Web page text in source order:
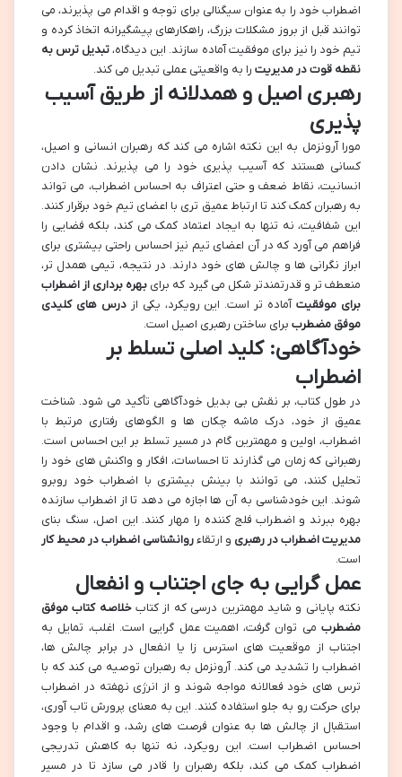
اضطراب خود را به عنوان سیگنالی برای توجه و اقدام می پذیرند، می
توانند قبل از بروز مشکلات بزرگ، راهکارهای پیشگیرانه اتخاذ کرده و
تیم خود را نیز برای موفقیت آماده سازند. این دیدگاه،تبدیل ترس به
نقطه قوت در مدیریت را به واقعیتی عملی تبدیل می کند.
رهبری اصیل و همدلانه از طریق آسیب
پذیری
مورا آرونزمل به این نکته اشاره می کند که رهبران انسانی و اصیل،
کسانی هستند که آسیب پذیری خود را می پذیرند. نشان دادن
انسانیت، نقاط ضعف و حتی اعتراف به احساس اضطراب، می تواند
به رهبران کمک کند تا ارتباط عمیق تری با اعضای تیم خود برقرار کنند.
این شفافیت، نه تنها به ایجاد اعتماد کمک می کند، بلکه فضایی را
فراهم می آورد که در آن اعضای تیم نیز احساس راحتی بیشتری برای
ابراز نگرانی ها و چالش های خود دارند. در نتیجه، تیمی همدل تر،
منعطف تر و قدرتمندتر شکل می گیرد که برای بهره برداری از اضطراب
برای موفقیتآماده تر است. این رویکرد، یکی ازدرس های کلیدی
موفق مضطرب برای ساختن رهبری اصیل است.
خودآگاهی: کلید اصلی تسلط بر
اضطراب
در طول کتاب، بر نقش بی بدیل خودآگاهی تأکید می شود. شناخت
عمیق از خود، درک ماشه چکان ها و الگوهای رفتاری مرتبط با
اضطراب، اولین و مهمترین گام در مسیر تسلط بر این احساس است.
رهبرانی که زمان می گذارند تا احساسات، افکار و واکنش های خود را
تحلیل کنند، می توانند با بینش بیشتری با اضطراب خود روبرو
شوند. این خودشناسی به آن ها اجازه می دهد تا از اضطراب سازنده
بهره ببرند و اضطراب فلج کننده را مهار کنند. این اصل، سنگ بنای
مدیریت اضطراب در رهبری و ارتقاءروانشناسی اضطراب در محیط کار
است.
عمل گرایی به جای اجتناب و انفعال
نکته پایانی و شاید مهمترین درسی که از کتابخلاصه کتاب موفق
مضطرب می توان گرفت، اهمیت عمل گرایی است. اغلب، تمایل به
اجتناب از موقعیت های استرس زا یا انفعال در برابر چالش ها،
اضطراب را تشدید می کند. آرونزمل به رهبران توصیه می کند که با
ترس های خود فعالانه مواجه شوند و از انرژی نهفته در اضطراب
برای حرکت رو به جلو استفاده کنند. این به معنای پرورش تاب آوری،
استقبال از چالش ها به عنوان فرصت های رشد، و اقدام با وجود
احساس اضطراب است. این رویکرد، نه تنها به کاهش تدریجی
اضطراب کمک می کند، بلکه رهبران را قادر می سازد تا در مسیر